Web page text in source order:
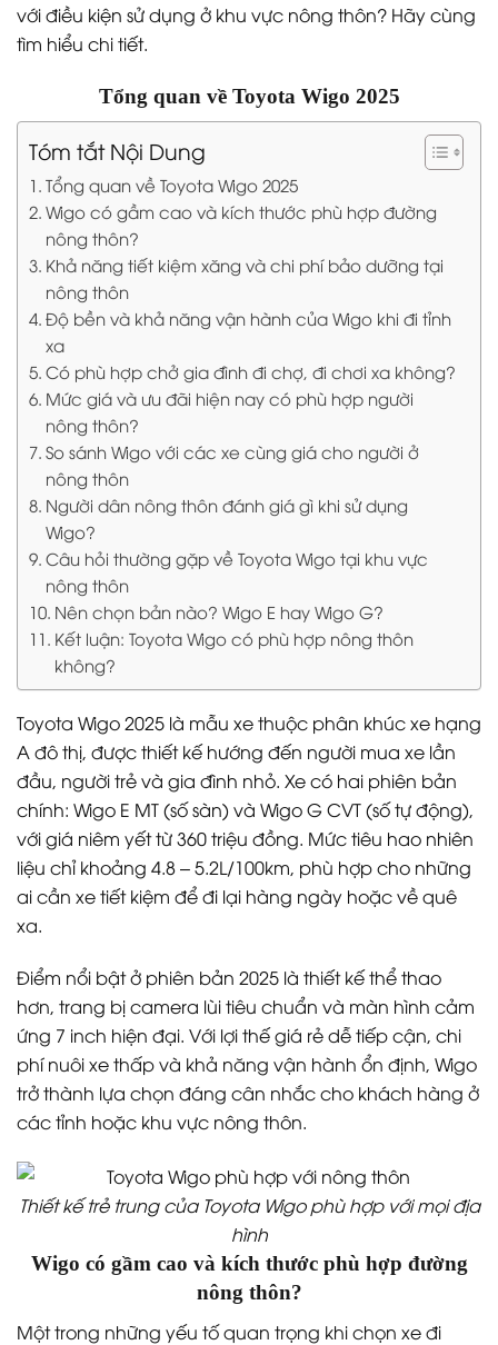
với điều kiện sử dụng ở khu vực nông thôn? Hãy cùng
tìm hiểu chi tiết.
Tổng quan về Toyota Wigo 2025
Tóm tắt Nội Dung
Tổng quan về Toyota Wigo 2025
Wigo có gầm cao và kích thước phù hợp đường
nông thôn?
Khả năng tiết kiệm xăng và chi phí bảo dưỡng tại
nông thôn
Độ bền và khả năng vận hành của Wigo khi đi tỉnh
xa
Có phù hợp chở gia đình đi chợ, đi chơi xa không?
Mức giá và ưu đãi hiện nay có phù hợp người
nông thôn?
So sánh Wigo với các xe cùng giá cho người ở
nông thôn
Người dân nông thôn đánh giá gì khi sử dụng
Wigo?
Câu hỏi thường gặp về Toyota Wigo tại khu vực
nông thôn
Nên chọn bản nào? Wigo E hay Wigo G?
Kết luận: Toyota Wigo có phù hợp nông thôn
không?
Toyota Wigo 2025 là mẫu xe thuộc phân khúc xe hạng
A đô thị, được thiết kế hướng đến người mua xe lần
đầu, người trẻ và gia đình nhỏ. Xe có hai phiên bản
chính: Wigo E MT (số sàn) và Wigo G CVT (số tự động),
với giá niêm yết từ 360 triệu đồng. Mức tiêu hao nhiên
liệu chỉ khoảng 4.8 – 5.2L/100km, phù hợp cho những
ai cần xe tiết kiệm để đi lại hàng ngày hoặc về quê
xa.
Điểm nổi bật ở phiên bản 2025 là thiết kế thể thao
hơn, trang bị camera lùi tiêu chuẩn và màn hình cảm
ứng 7 inch hiện đại. Với lợi thế giá rẻ dễ tiếp cận, chi
phí nuôi xe thấp và khả năng vận hành ổn định, Wigo
trở thành lựa chọn đáng cân nhắc cho khách hàng ở
các tỉnh hoặc khu vực nông thôn.
Thiết kế trẻ trung của Toyota Wigo phù hợp với mọi địa
hình
Wigo có gầm cao và kích thước phù hợp đường
nông thôn?
Một trong những yếu tố quan trọng khi chọn xe đi